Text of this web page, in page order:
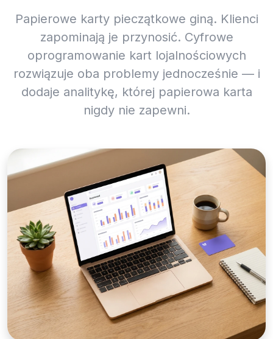
Papierowe karty pieczątkowe giną. Klienci
zapominają je przynosić. Cyfrowe
oprogramowanie kart lojalnościowych
rozwiązuje oba problemy jednocześnie — i
dodaje analitykę, której papierowa karta
nigdy nie zapewni.